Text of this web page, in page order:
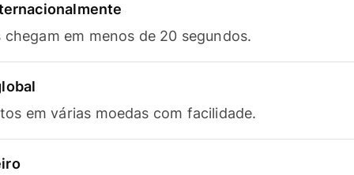
em menos de 20 segundos.
em várias moedas com facilidade.